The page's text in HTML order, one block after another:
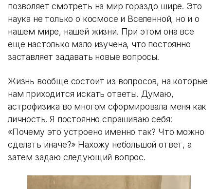
позволяет смотреть на мир гораздо шире. Это
наука не только о космосе и Вселенной, но и о
нашем мире, нашей жизни. При этом она все
еще настолько мало изучена, что постоянно
заставляет задавать новые вопросы.
Жизнь вообще состоит из вопросов, на которые
нам приходится искать ответы. Думаю,
астрофизика во многом сформировала меня как
личность. Я постоянно спрашиваю себя:
«Почему это устроено именно так? Что можно
сделать иначе?» Нахожу небольшой ответ, а
затем задаю следующий вопрос.